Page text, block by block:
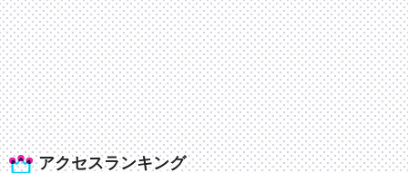
アクセスランキング